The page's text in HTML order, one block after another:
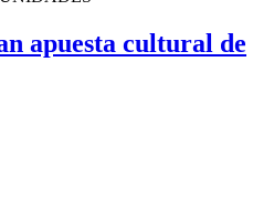
apuesta cultural de